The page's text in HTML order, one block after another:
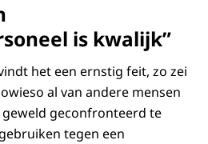
is kwalijk”
het een ernstig feit, zo zei
al van andere mensen
geconfronteerd te
tegen een